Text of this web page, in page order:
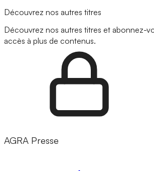
Découvrez nos autres titres
Découvrez nos autres titres et abonnez-
accès à plus de contenus.
AGRA Presse